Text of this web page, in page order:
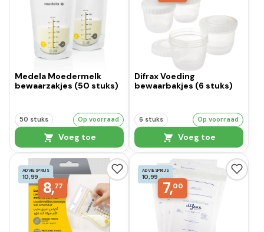
Medela Moedermelk
bewaarzakjes (50 stuks)
50 stuks Op voorraad
Voeg toe
Difrax Voeding
bewaarbakjes (6 stuks)
6 stuks Op voorraad
Voeg toe
ADVIESPRIJS
10,99
8,77
ADVIESPRIJS
10,99
7,00